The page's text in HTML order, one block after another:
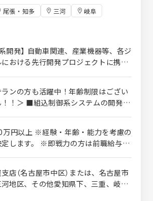
尾張・知多 三河
岐阜
開発】 自動車関連、産業機器等、各ジ
における先行開発プロジェクトに携わ
リケーション～ミドルウェア～ファ
マイコンまで 【業務系システム開
造業(自動車・産業機器)向けの生産管
テムや ERPパッケージ開発等を行って
す。 製造業・物流・金融・公共など
せします。 ※AI・IoTを活用した最先
ロジェクト多数有 ※自社内持ち帰り
ンの方も活躍中！年齢制限はござい
！！＞ ■組込制御系システムの開発経
■WEBアプリ開発のご経験 ■学歴不
計やコーディング等のV字工程外の業
されている方やV字工程外の業務に
る方もまずはご応募ください＞ ＜歓
験＞ 下回りの中でもマイコンの選定
万円以上 ※経験・年齢・能力を考慮の
定します。 ※即戦力の方は前職給与を
店（名古屋市中区）または、名古屋市
地区、その他愛知県下、三重、岐阜